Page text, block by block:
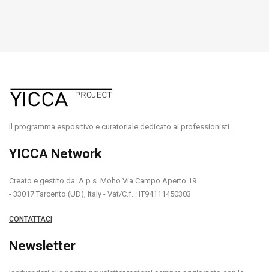
Il programma espositivo e curatoriale dedicato ai professionisti.
YICCA Network
Creato e gestito da: A.p.s. Moho Via Campo Aperto 19
- 33017 Tarcento (UD), Italy - Vat/C.f. : IT94111450303
CONTATTACI
Newsletter